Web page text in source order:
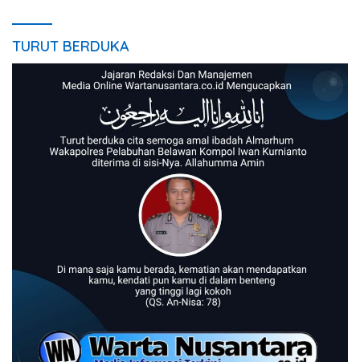
TURUT BERDUKA